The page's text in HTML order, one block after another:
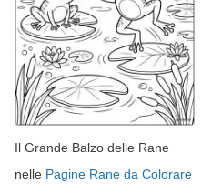
Il Grande Balzo delle Rane
nelle Pagine Rane da Colorare